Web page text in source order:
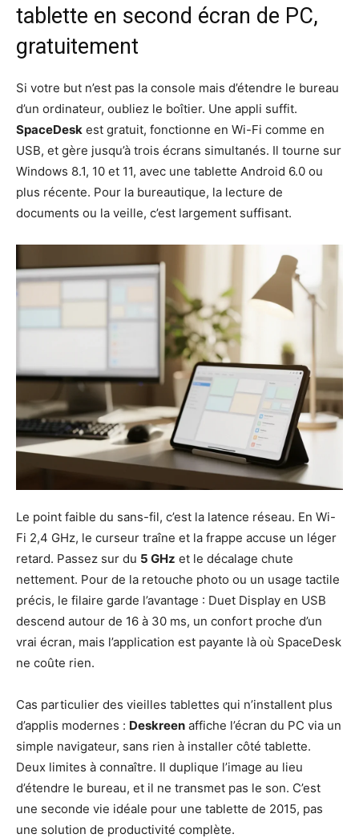
tablette en second écran de PC,
gratuitement
Si votre but n’est pas la console mais d’étendre le bureau
d’un ordinateur, oubliez le boîtier. Une appli suffit.
SpaceDesk est gratuit, fonctionne en Wi-Fi comme en
USB, et gère jusqu’à trois écrans simultanés. Il tourne sur
Windows 8.1, 10 et 11, avec une tablette Android 6.0 ou
plus récente. Pour la bureautique, la lecture de
documents ou la veille, c’est largement suffisant.
Le point faible du sans-fil, c’est la latence réseau. En Wi-
Fi 2,4 GHz, le curseur traîne et la frappe accuse un léger
retard. Passez sur du 5 GHz et le décalage chute
nettement. Pour de la retouche photo ou un usage tactile
précis, le filaire garde l’avantage : Duet Display en USB
descend autour de 16 à 30 ms, un confort proche d’un
vrai écran, mais l’application est payante là où SpaceDesk
ne coûte rien.
Cas particulier des vieilles tablettes qui n’installent plus
d’applis modernes : Deskreen affiche l’écran du PC via un
simple navigateur, sans rien à installer côté tablette.
Deux limites à connaître. Il duplique l’image au lieu
d’étendre le bureau, et il ne transmet pas le son. C’est
une seconde vie idéale pour une tablette de 2015, pas
une solution de productivité complète.